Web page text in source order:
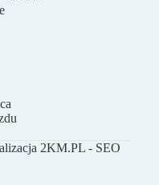
2KM.PL - SEO